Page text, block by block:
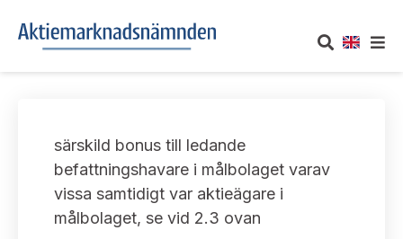
Om oss
Vårt uppdrag
UTTALANDEN
Om nämndens uttalanden
TAKEOVER-REGLER
särskild bonus till ledande
befattningshavare i målbolaget varav
vissa samtidigt var aktieägare i
målbolaget, se vid 2.3 ovan